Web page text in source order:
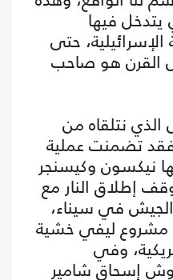
يتدخل فيها
حتى
القرن هو صاحب
نتلقاه من
فقد تضمنت عملية
نيكسون وكيسنجر
حرب أكتوبر 1973 وقف إطلاق النار مع
في سيناء،
مشروع ليفي خشية
وفي
إسحاق شامير